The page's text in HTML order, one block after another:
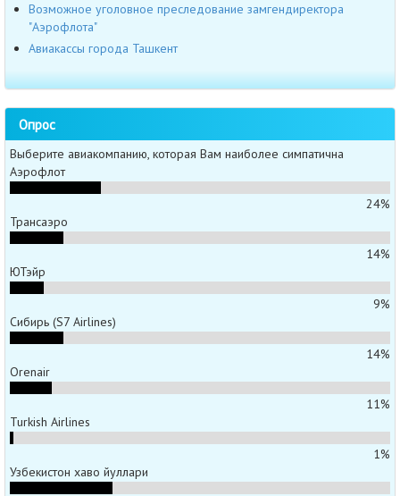
Возможное уголовное преследование замгендиректора
"Аэрофлота"
Авиакассы города Ташкент
Опрос
Выберите авиакомпанию, которая Вам наиболее симпатична
Аэрофлот
24%
Трансаэро
14%
ЮТэйр
9%
Сибирь (S7 Airlines)
14%
Orenair
11%
Turkish Airlines
1%
Узбекистон хаво йуллари